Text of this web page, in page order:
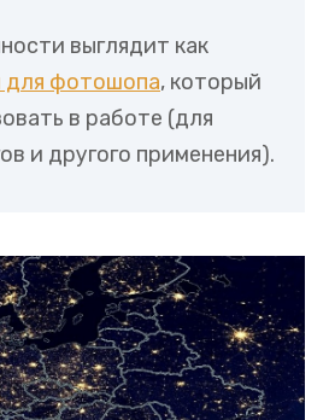
выглядит как
для фотошопа, который
в работе (для
и другого применения).